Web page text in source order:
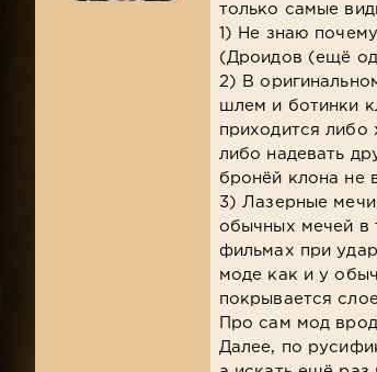
только самые
1) Не знаю
(Дроидов (ещё
2) В
шлем и ботинки
приходится либо
либо надевать
бронёй клона не
3) Лазерные
обычных мечей в
фильмах при
моде как и у
покрывается
Про сам мод
Далее, по